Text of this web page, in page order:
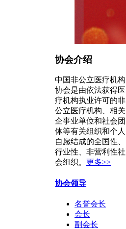
协会介绍
中国非公立医疗机构
协会是由依法获得医
疗机构执业许可的非
公立医疗机构、相关
企事业单位和社会团
体等有关组织和个人
自愿结成的全国性、
行业性、非营利性社
会组织。 更多>>
协会领导
名誉会长
会长
副会长